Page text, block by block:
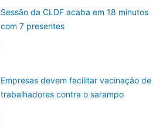
Sessão da CLDF acaba em 18 minutos
com 7 presentes
Empresas devem facilitar vacinação de
trabalhadores contra o sarampo